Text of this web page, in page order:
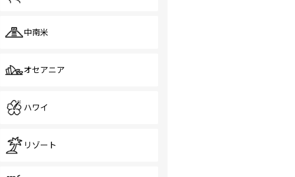
中南米
オセアニア
ハワイ
リゾート